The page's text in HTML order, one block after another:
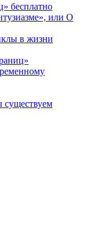
бесплатно
или О
в жизни
существуем